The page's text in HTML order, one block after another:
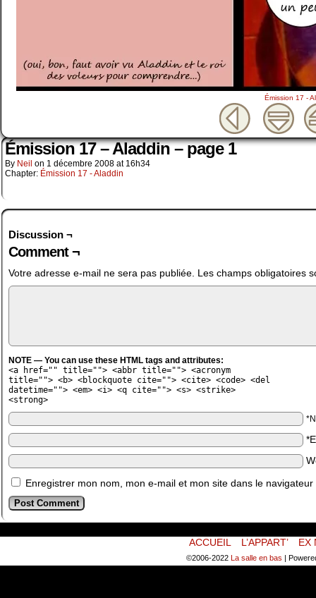
Émission 17 -
Émission 17 – Aladdin – page 1
By Neil on 1 décembre 2008 at 16h34
Chapter: Émission 17 - Aladdin
Discussion ¬
Comment ¬
Votre adresse e-mail ne sera pas publiée. Les champs obligatoires
NOTE — You can use these HTML tags and attributes:
<a href="" title=""> <abbr title=""> <acronym
title=""> <b> <blockquote cite=""> <cite> <code> <del
datetime=""> <em> <i> <q cite=""> <s> <strike>
<strong>
Enregistrer mon nom, mon e-mail et mon site dans le
ACCUEIL L’APPART’ EX
©2006-2022 La salle en bas |